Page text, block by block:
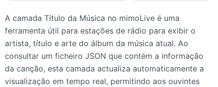
A camada Título da Música no mimoLive é uma
ferramenta útil para estações de rádio para exibir o
artista, título e arte do álbum da música atual. Ao
consultar um ficheiro JSON que contém a informação
da canção, esta camada actualiza automaticamente a
visualização em tempo real, permitindo aos ouvintes